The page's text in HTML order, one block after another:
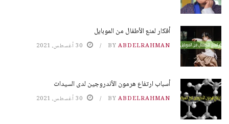
أفكار لمنع الأطفال من الموبايل
BY ABDELRAHMAN 30 أغسطس، 2021
أسباب ارتفاع هرمون الأندروجين لدى السيدات
BY ABDELRAHMAN 30 أغسطس، 2021